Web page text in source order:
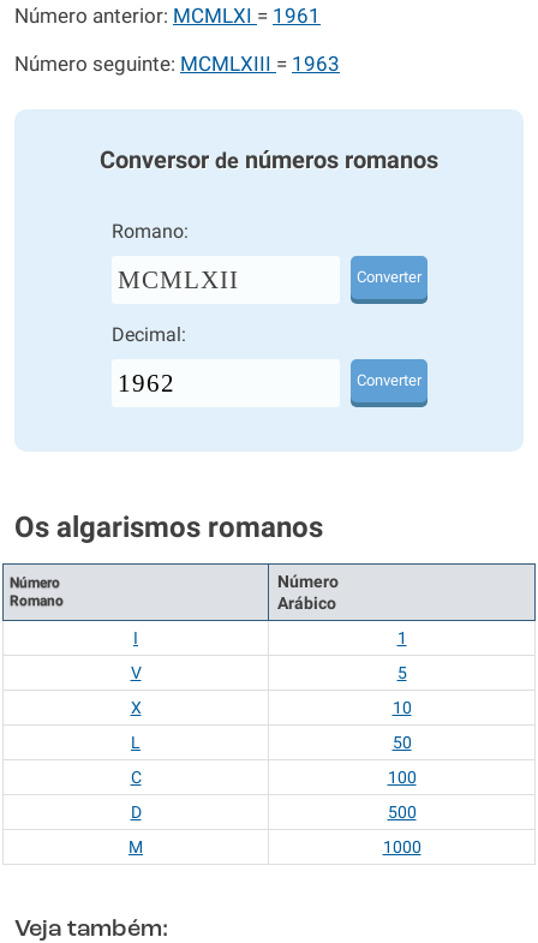
Número anterior: MCMLXI = 1961
Número seguinte: MCMLXIII = 1963
Conversor de números romanos
Romano:
MCMLXII Converter
Decimal:
Converter
Os algarismos romanos
Número
Romano
Número
Arábico
I
1
V
5
X
10
L
50
C
100
D
500
M
1000
Veja também: